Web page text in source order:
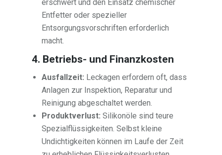
erschwert und den Einsatz chemischer
Entfetter oder spezieller
Entsorgungsvorschriften erforderlich
macht.
4. Betriebs- und Finanzkosten
Ausfallzeit: Leckagen erfordern oft, dass
Anlagen zur Inspektion, Reparatur und
Reinigung abgeschaltet werden.
Produktverlust: Silikonöle sind teure
Spezialflüssigkeiten. Selbst kleine
Undichtigkeiten können im Laufe der Zeit